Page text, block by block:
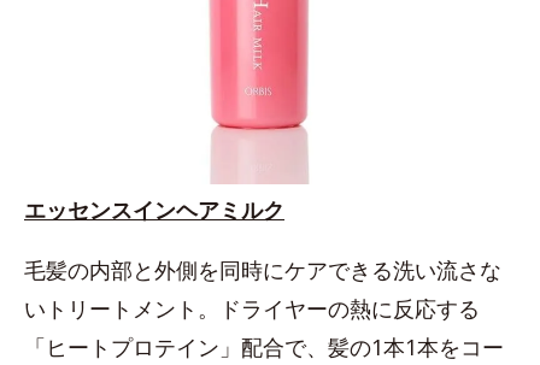
エッセンスインヘアミルク
毛髪の内部と外側を同時にケアできる洗い流さな
いトリートメント。ドライヤーの熱に反応する
「ヒートプロテイン」配合で、髪の1本1本をコー